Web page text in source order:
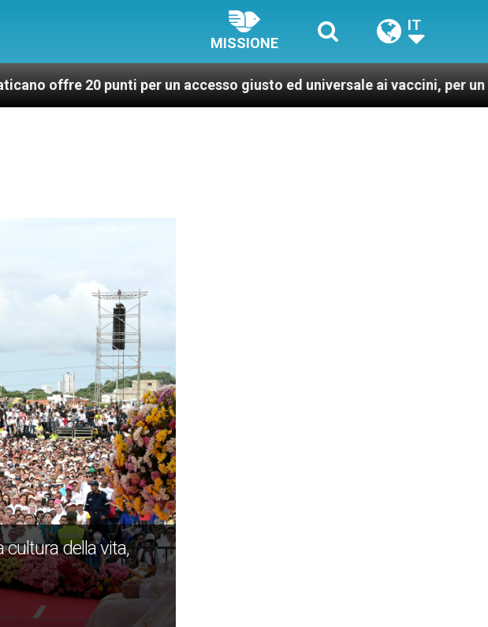
MISSIONE
IT
per un accesso giusto ed universale ai vaccini, per un mondo più sano
cultura della vita,